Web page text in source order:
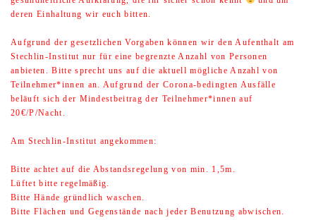
deren Einhaltung wir euch bitten.
Aufgrund der gesetzlichen Vorgaben können wir den Aufenthalt am
Stechlin-Institut nur für eine begrenzte Anzahl von Personen
anbieten. Bitte sprecht uns auf die aktuell mögliche Anzahl von
Teilnehmer*innen an. Aufgrund der Corona-bedingten Ausfälle
beläuft sich der Mindestbeitrag der Teilnehmer*innen auf
20€/P/Nacht.
Am Stechlin-Institut angekommen:
Bitte achtet auf die Abstandsregelung von min. 1,5m.
Lüftet bitte regelmäßig.
Bitte Hände gründlich waschen.
Bitte Flächen und Gegenstände nach jeder Benutzung abwischen.